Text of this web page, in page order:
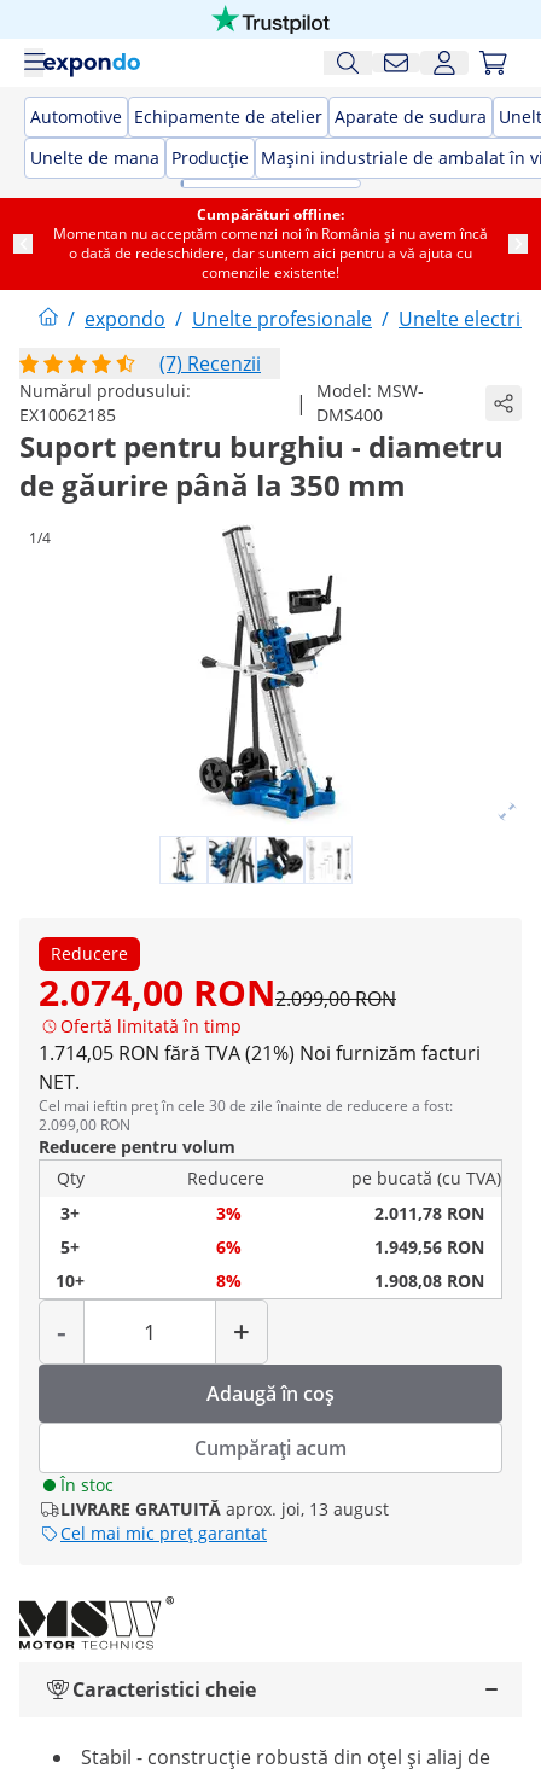
Automotive Echipamente de atelier Aparate de sudura
Unelte de mana
Producție Mașini industriale de ambalat în
Cumpărături offline:
Momentan nu acceptăm comenzi noi în România și nu avem încă
o dată de redeschidere, dar suntem aici pentru a vă ajuta cu
comenzile existente!
/ expondo / Unelte profesionale / Unelte electrice
(7) Recenzii
Numărul produsului:
EX10062185
| Model: MSW-
DMS400
Suport pentru burghiu - diametru
de găurire până la 350 mm
1/4
Reducere
2.074,00 RON2.099,00 RON
Ofertă limitată în timp
1.714,05 RON fără TVA (21%) Noi furnizăm facturi
NET.
Cel mai ieftin preț în cele 30 de zile înainte de reducere a fost:
2.099,00 RON
Reducere pentru volum
Qty
Reducere
pe bucată (cu TVA)
3+
3%
2.011,78 RON
5+
6%
1.949,56 RON
10+
8% 1.908,08 RON
-
Cantitate
+
Adaugă în coș
Cumpărați acum
În stoc
LIVRARE GRATUITĂ aprox. joi, 13 august
Cel mai mic preț garantat
Caracteristici cheie
Stabil - construcție robustă din oțel și aliaj de